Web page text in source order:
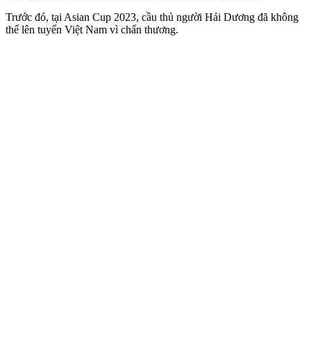
Trước đó, tại Asian Cup 2023, cầu thủ người Hải Dương đã không
thể lên tuyển Việt Nam vì chấn thương.